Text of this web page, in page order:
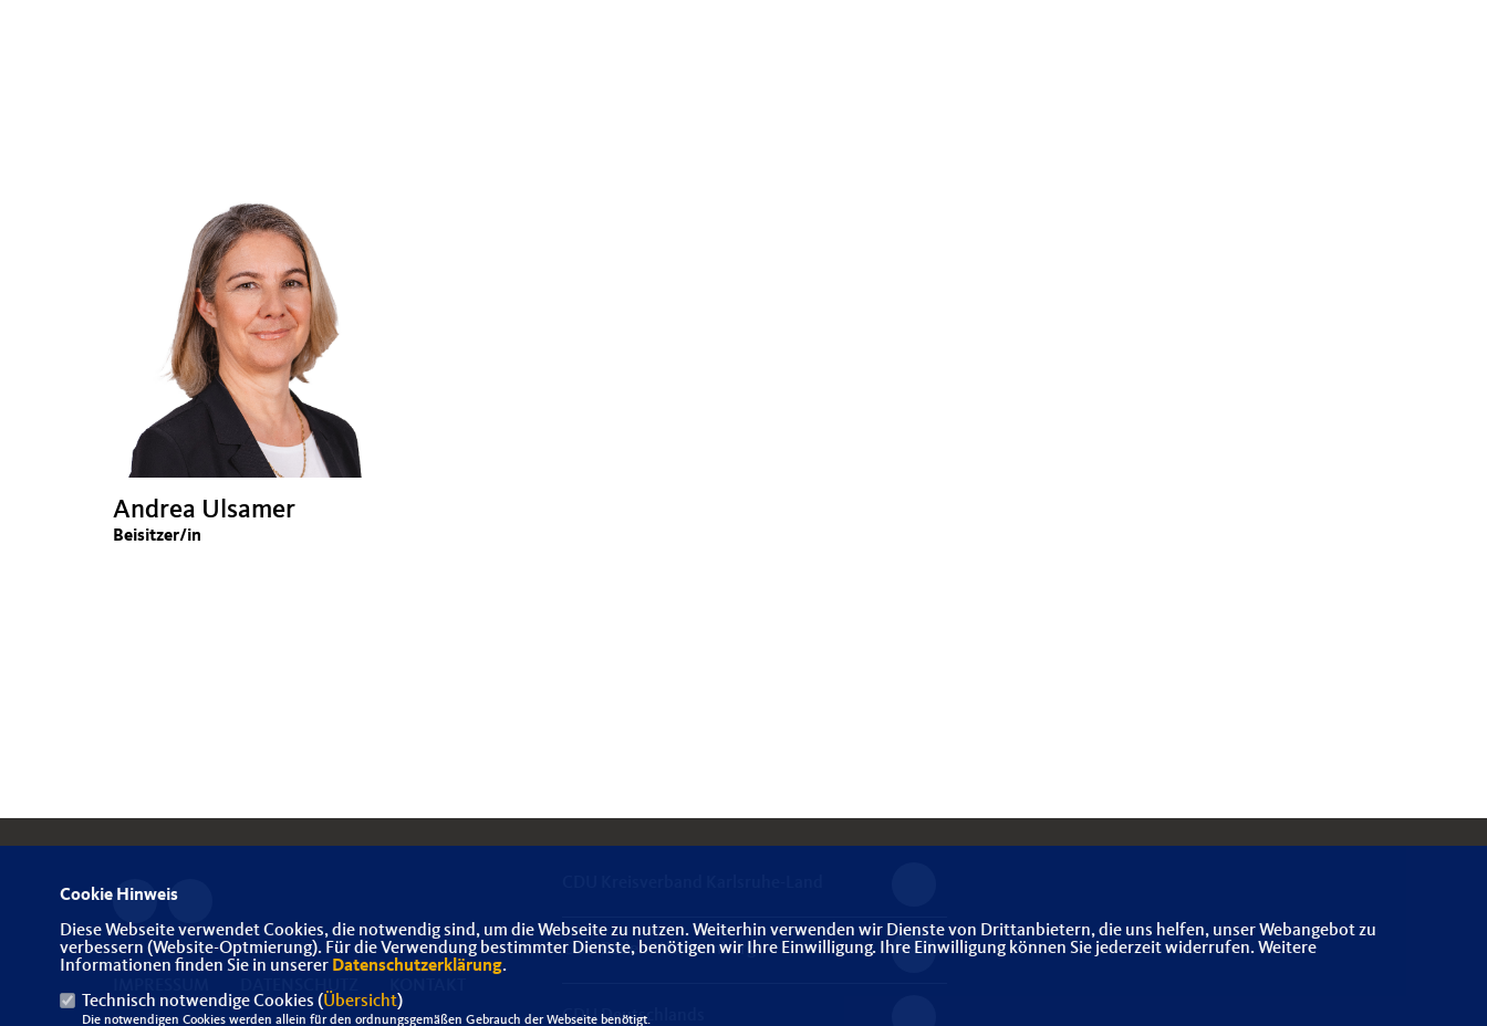
Andrea Ulsamer
Beisitzer/in
CDU Baden-Württemberg
CDU Deutschlands
Cookie Hinweis
Diese Webseite verwendet Cookies, die notwendig sind, um die Webseite zu nutzen. Weiterhin verwenden wir Dienste von Drittanbietern, die uns helfen, unser Webangebot zu
verbessern (Website-Optmierung). Für die Verwendung bestimmter Dienste, benötigen wir Ihre Einwilligung. Ihre Einwilligung können Sie jederzeit widerrufen. Weitere
Informationen finden Sie in unserer Datenschutzerklärung.
Technisch notwendige Cookies (Übersicht)
Die notwendigen Cookies werden allein für den ordnungsgemäßen Gebrauch der Webseite benötigt.